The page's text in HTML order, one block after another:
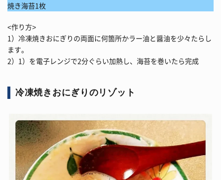
焼き海苔1枚
<作り方>
1）冷凍焼きおにぎりの両面に何箇所かラー油と醤油を少々たらし
ます。
2）1）を電子レンジで2分ぐらい加熱し、海苔を巻いたら完成
冷凍焼きおにぎりのリゾット